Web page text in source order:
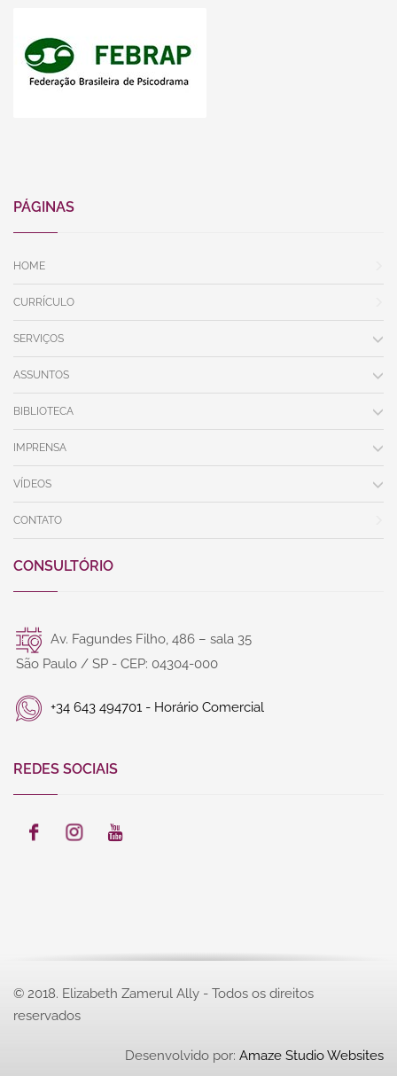
PÁGINAS
HOME
CURRÍCULO
SERVIÇOS
ASSUNTOS
BIBLIOTECA
IMPRENSA
VÍDEOS
CONTATO
CONSULTÓRIO
Av. Fagundes Filho, 486 – sala 35
São Paulo / SP - CEP: 04304-000
+34 643 494701 - Horário Comercial
REDES SOCIAIS
© 2018. Elizabeth Zamerul Ally - Todos os direitos
reservados
Desenvolvido por: Amaze Studio Websites